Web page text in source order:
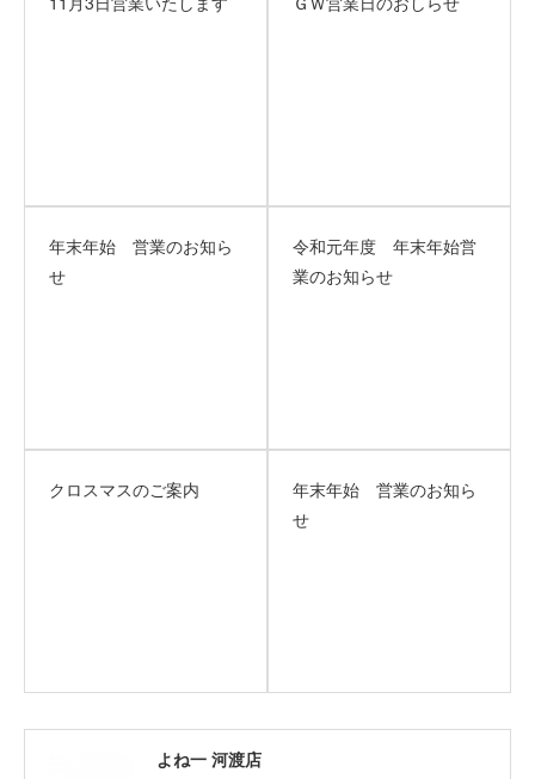
年末年始 営業のお知ら
せ
令和元年度 年末年始営
業のお知らせ
クロスマスのご案内
年末年始 営業のお知ら
せ
よね一 河渡店